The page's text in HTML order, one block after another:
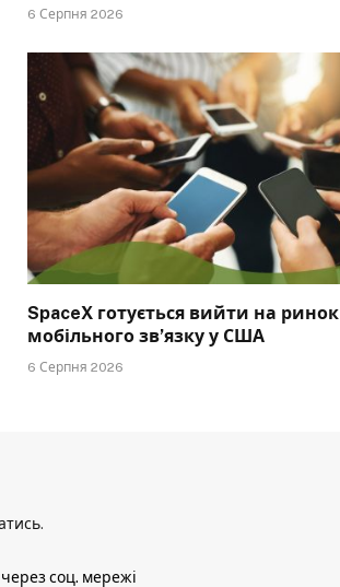
6 Серпня 2026
SpaceX готується вийти на ринок
мобільного зв’язку у США
6 Серпня 2026
.
через соц. мережі